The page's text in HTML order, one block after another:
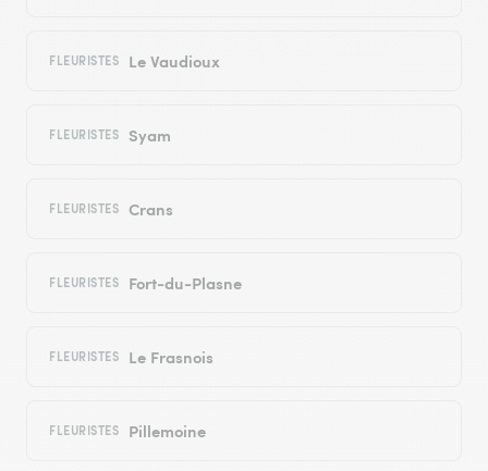
FLEURISTES Le Vaudioux
FLEURISTES Syam
FLEURISTES Crans
FLEURISTES Fort-du-Plasne
FLEURISTES Le Frasnois
FLEURISTES Pillemoine